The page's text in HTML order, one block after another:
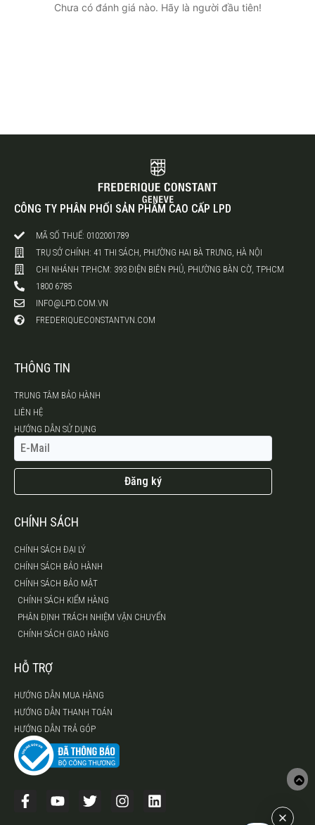
Chưa có đánh giá nào. Hãy là người đầu tiên!
CÔNG TY PHÂN PHỐI SẢN PHẨM CAO CẤP LPD
MÃ SỐ THUẾ: 0102001789
TRỤ SỞ CHÍNH: 41 THI SÁCH, PHƯỜNG HAI BÀ TRƯNG, HÀ NỘI
CHI NHÁNH TP.HCM: 393 ĐIỆN BIÊN PHỦ, PHƯỜNG BÀN CỜ, TPHCM
1800 6785
INFO@LPD.COM.VN
FREDERIQUECONSTANTVN.COM
THÔNG TIN
TRUNG TÂM BẢO HÀNH
LIÊN HỆ
HƯỚNG DẪN SỬ DỤNG
Đăng ký
CHÍNH SÁCH
CHÍNH SÁCH ĐẠI LÝ
CHÍNH SÁCH BẢO HÀNH
CHÍNH SÁCH BẢO MẬT
CHÍNH SÁCH KIỂM HÀNG
PHÂN ĐỊNH TRÁCH NHIỆM VẬN CHUYỂN
CHÍNH SÁCH GIAO HÀNG
HỖ TRỢ
HƯỚNG DẪN MUA HÀNG
HƯỚNG DẪN THANH TOÁN
HƯỚNG DẪN TRẢ GÓP